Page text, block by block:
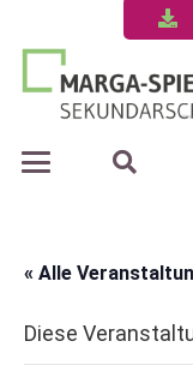
« Alle
Diese